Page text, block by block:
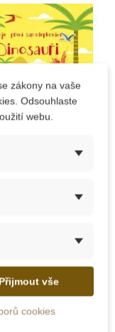
MODELS Moje
do košíku
zákony na vaše
Odsouhlaste
webu.
Přijmout vše
cookies